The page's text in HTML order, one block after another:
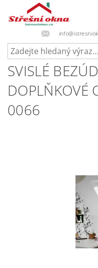
SVISLÉ
DOPLŇKOVÉ
0066